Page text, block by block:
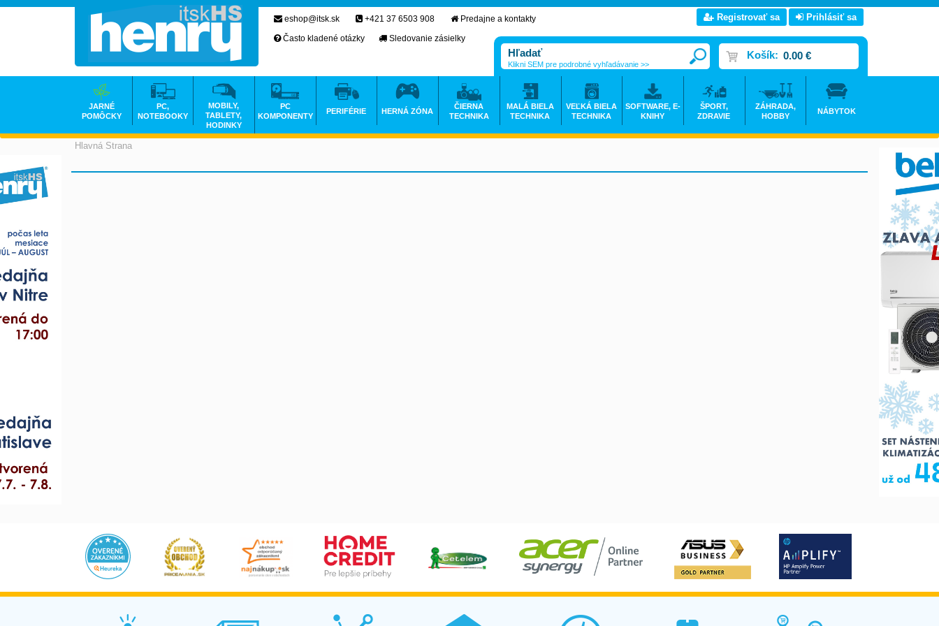
Hlavná Strana
eshop@itsk.sk +421 37 6503 908
Predajne a kontakty
Často kladené otázky
Sledovanie zásielky
Registrovať sa Prihlásiť sa
Košík: 0.00 €
Klikni SEM pre podrobné vyhľadávanie >>
JARNÉ
POMÔCKY
PC,
NOTEBOOKY
MOBILY,
TABLETY,
HODINKY
PC
KOMPONENTY
PERIFÉRIE HERNÁ ZÓNA
ČIERNA
TECHNIKA
MALÁ BIELA
TECHNIKA
VEĽKÁ BIELA
TECHNIKA
SOFTWARE, E-
KNIHY
ŠPORT,
ZDRAVIE
ZÁHRADA,
HOBBY
NÁBYTOK